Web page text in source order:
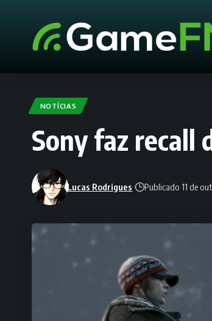
NOTÍCIAS
Sony faz recall
Lucas Rodrigues Publicado 11 de